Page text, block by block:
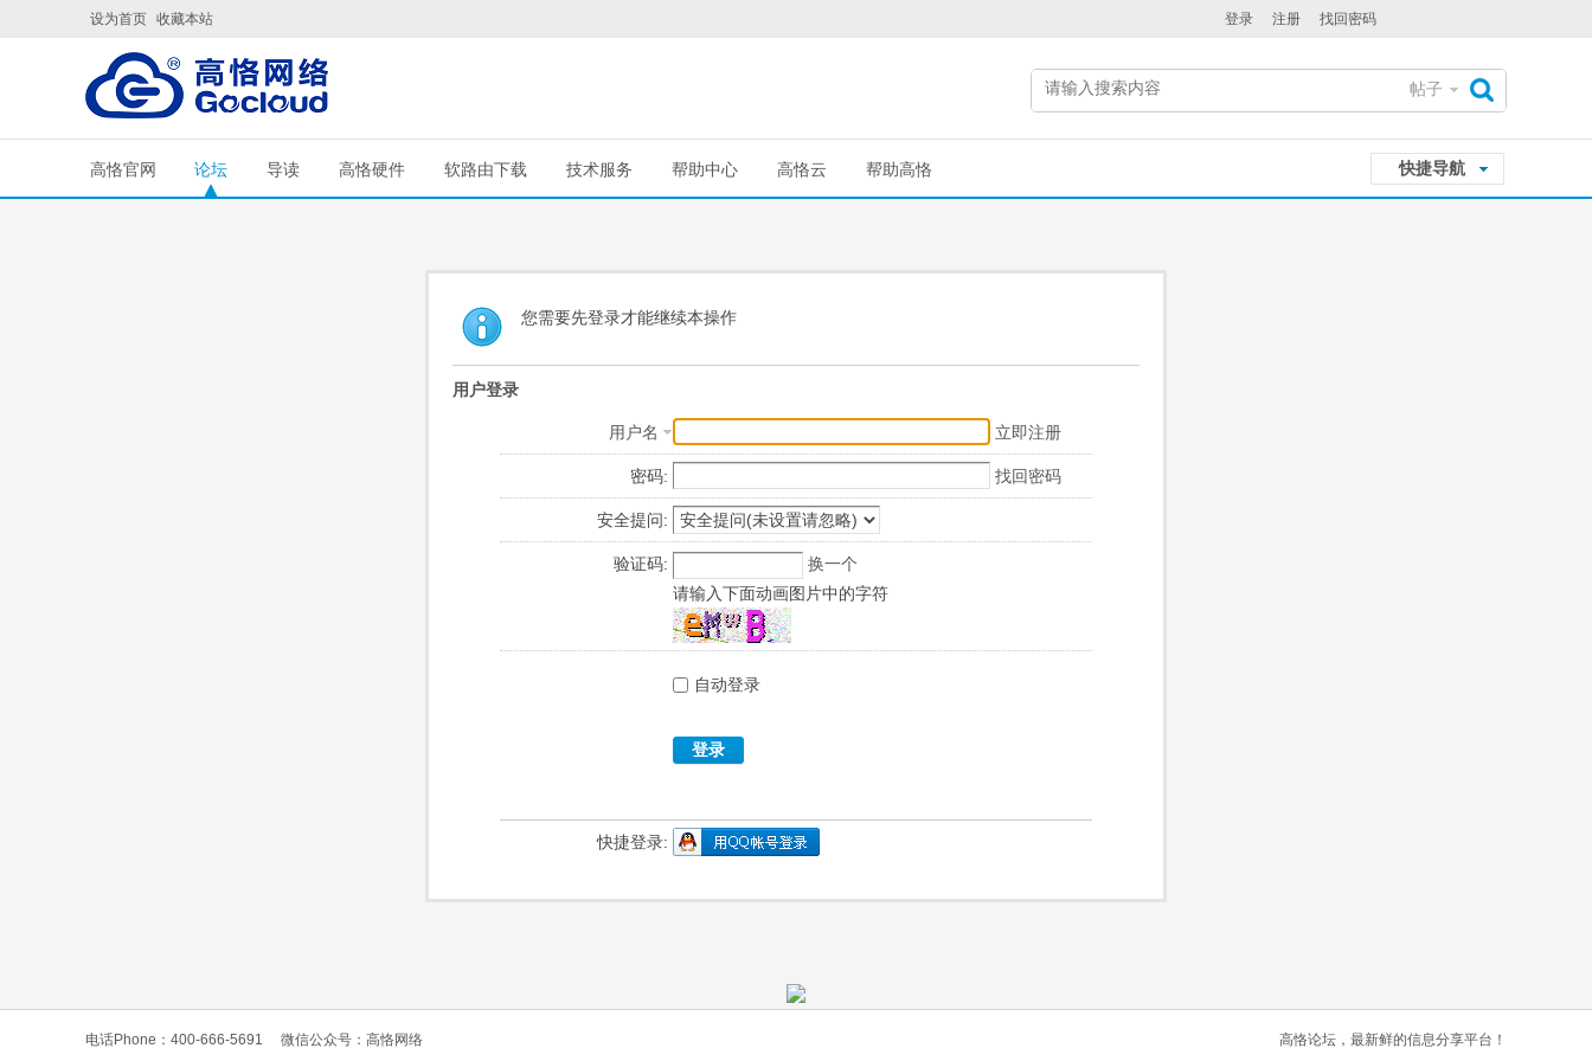
设为首页 收藏本站 登录 注册 找回密码
帖子
快捷导航
高恪官网 论坛 导读 高恪硬件 软路由下载 技术服务 帮助中心 高恪云 帮助高恪
您需要先登录才能继续本操作
用户登录
用户名 立即注册
密码: 找回密码
安全提问:
验证码:
换一个
请输入下面动画图片中的字符
自动登录
登录
快捷登录:
电话Phone：400-666-5691 微信公众号：高恪网络 高恪论坛，最新鲜的信息分享平台！